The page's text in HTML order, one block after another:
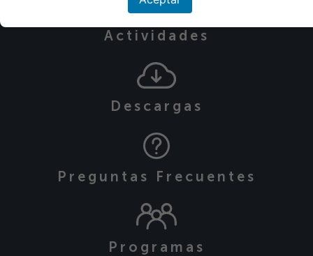
Actividades
Descargas
Preguntas Frecuentes
Programas